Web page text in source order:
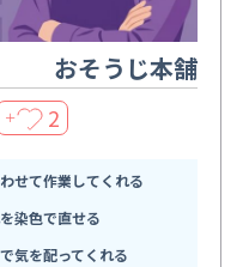
おそうじ本舗
＋ 2
せて作業してくれる
染色で直せる
気を配ってくれる